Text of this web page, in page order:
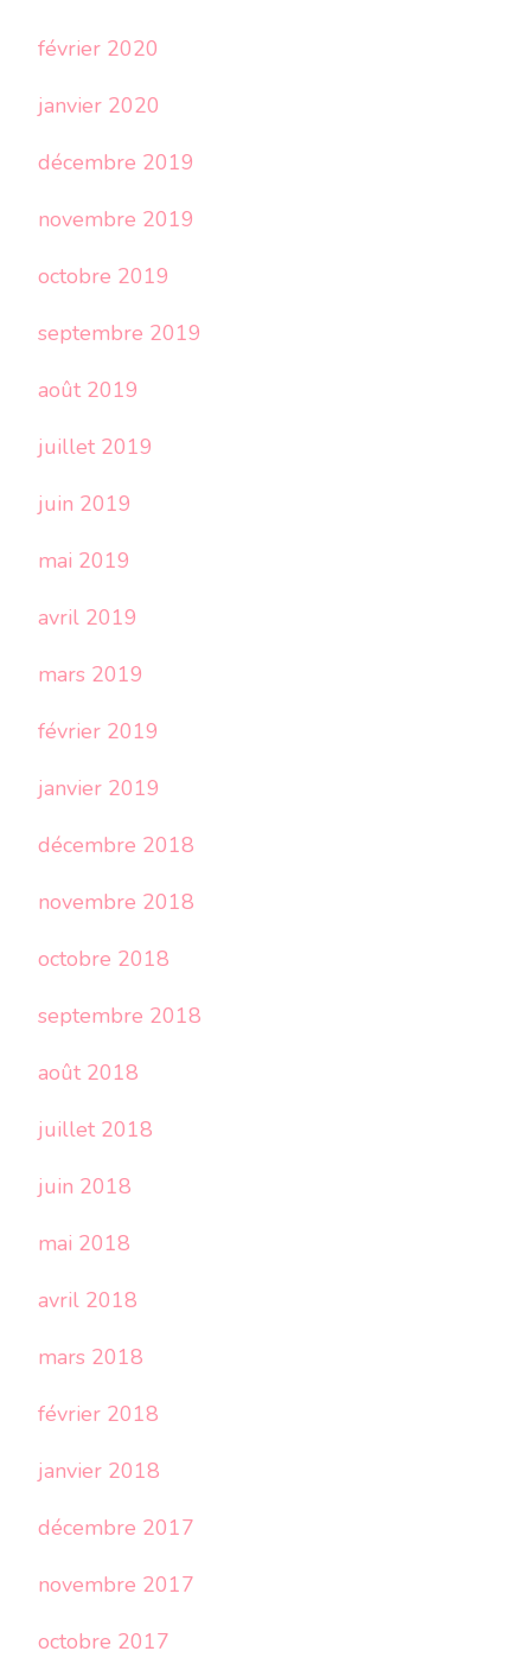
février 2020
janvier 2020
décembre 2019
novembre 2019
octobre 2019
septembre 2019
août 2019
juillet 2019
juin 2019
mai 2019
avril 2019
mars 2019
février 2019
janvier 2019
décembre 2018
novembre 2018
octobre 2018
septembre 2018
août 2018
juillet 2018
juin 2018
mai 2018
avril 2018
mars 2018
février 2018
janvier 2018
décembre 2017
novembre 2017
octobre 2017